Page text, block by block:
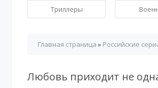
Триллеры
Главная страница » Российские
Любовь приходит не